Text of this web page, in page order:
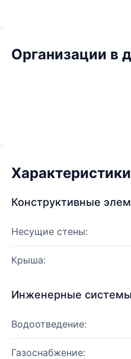
Организации в
Характеристики
Конструктивные
Несущие стены:
Крыша:
Инженерные системы
Водоотведение:
Газоснабжение: